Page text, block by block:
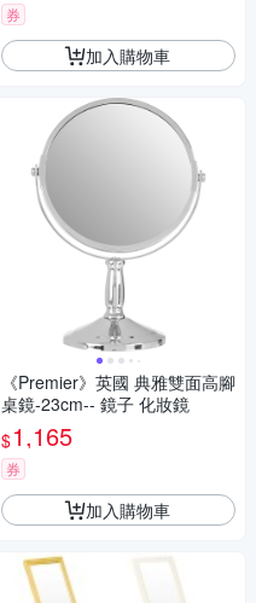
券
加入購物車
《Premier》英國 典雅雙面高腳
桌鏡-23cm-- 鏡子 化妝鏡
$1,165
券
加入購物車